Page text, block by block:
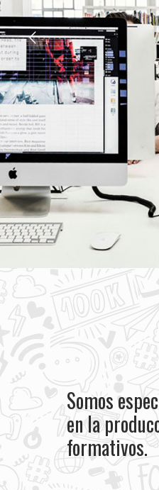
Somos
en la
formativos.